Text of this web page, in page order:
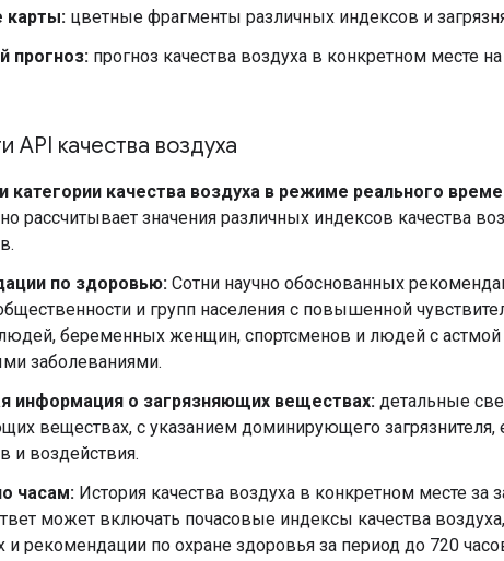
карты: цветные фрагменты различных индексов и
прогноз: прогноз качества воздуха в конкретном месте
API качества воздуха
категории качества воздуха в режиме реального
рассчитывает значения различных индексов качества
по здоровью: Сотни научно обоснованных
и групп населения с повышенной
беременных женщин, спортсменов и людей с астмой
заболеваниями.
информация о загрязняющих веществах: детальные
веществах, с указанием доминирующего загрязнителя,
и воздействия.
часам: История качества воздуха в конкретном месте за
может включать почасовые индексы качества
и рекомендации по охране здоровья за период до 720